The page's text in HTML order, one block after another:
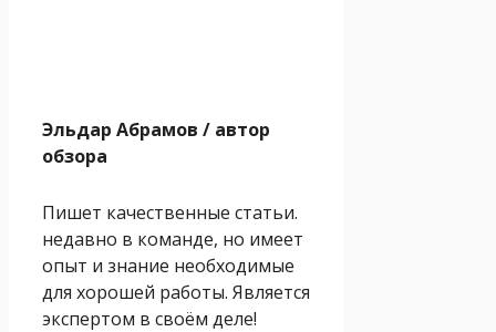
Эльдар Абрамов / автор
обзора
Пишет качественные статьи.
недавно в команде, но имеет
опыт и знание необходимые
для хорошей работы. Является
экспертом в своём деле!